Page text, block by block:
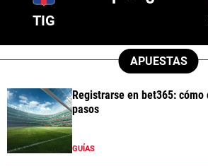
TIG
APUESTAS
Registrarse en bet365:
pasos
GUÍAS